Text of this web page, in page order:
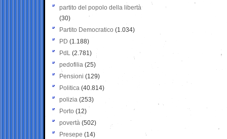
partito del popolo della libertà
(30)
Partito Democratico (1.034)
PD (1.188)
PdL (2.781)
pedofilia (25)
Pensioni (129)
Politica (40.814)
polizia (253)
Porto (12)
povertà (502)
Presepe (14)